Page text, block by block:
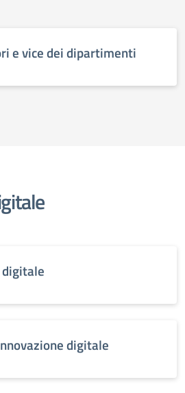
e vice dei dipartimenti
digitale